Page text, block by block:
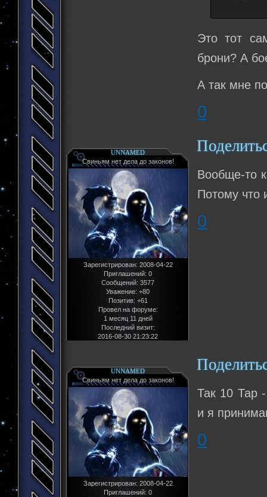
Это тот
брони? А
А так мне
0
UNNAMED
Свиньям нет дела до законов!
Зарегистрирован: 2008-04-22
Приглашений: 0
Сообщений: 3577
Уважение: +80
Позитив: +61
Провел на форуме:
1 месяц 11 дней
Последний визит:
2016-08-30 21:23:22
Вообще-то
Потому что
0
UNNAMED
Свиньям нет дела до законов!
Зарегистрирован: 2008-04-22
Приглашений: 0
Так 10 Тар
и я
0